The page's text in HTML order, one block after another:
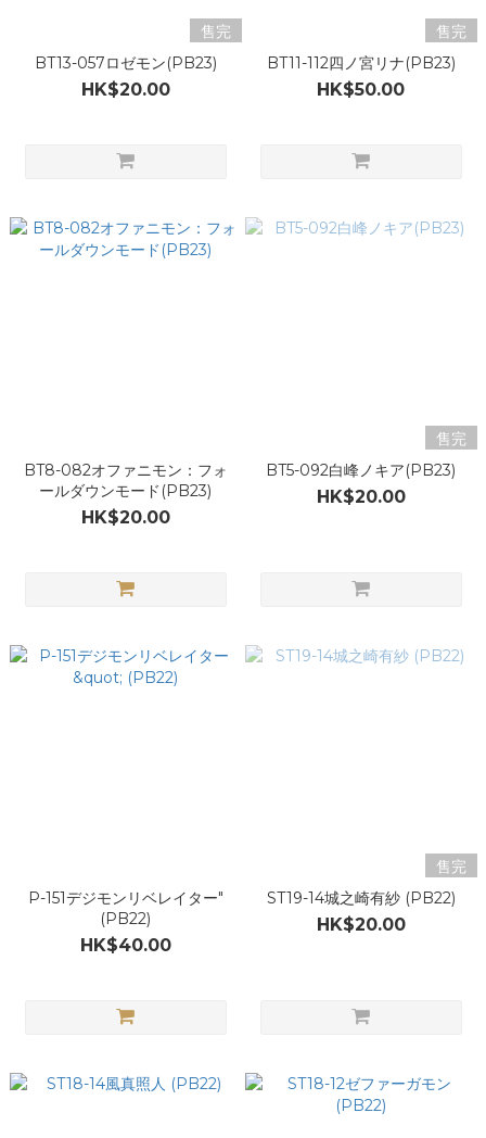
售完
BT13-057ロゼモン(PB23)
HK$20.00
售完
BT11-112四ノ宮リナ(PB23)
HK$50.00
BT8-082オファニモン：フォ
ールダウンモード(PB23)
HK$20.00
售完
BT5-092白峰ノキア(PB23)
HK$20.00
P-151デジモンリベレイター"
(PB22)
HK$40.00
售完
ST19-14城之崎有紗 (PB22)
HK$20.00